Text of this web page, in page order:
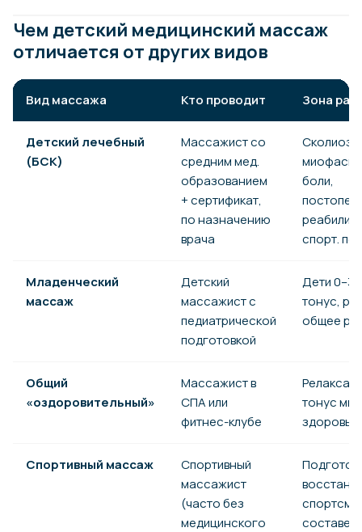
Чем детский медицинский массаж
отличается от других видов
Вид массажа Кто проводит Зона
Детский лечебный
(БСК)
Массажист со
средним мед.
образованием
+ сертификат,
по назначению
врача
Сколиоз,
боли,
спорт.
Младенческий
массаж
Детский
массажист с
педиатрической
подготовкой
Дети 0–3
тонус,
общее
Общий
«оздоровительный»
Массажист в
СПА или
фитнес-клубе
тонус
здоровых
Спортивный массаж
Спортивный
массажист
(часто без
медицинского
составе